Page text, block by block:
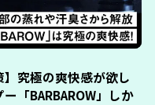
】究極の爽快感が欲し
「BARBAROW」しか